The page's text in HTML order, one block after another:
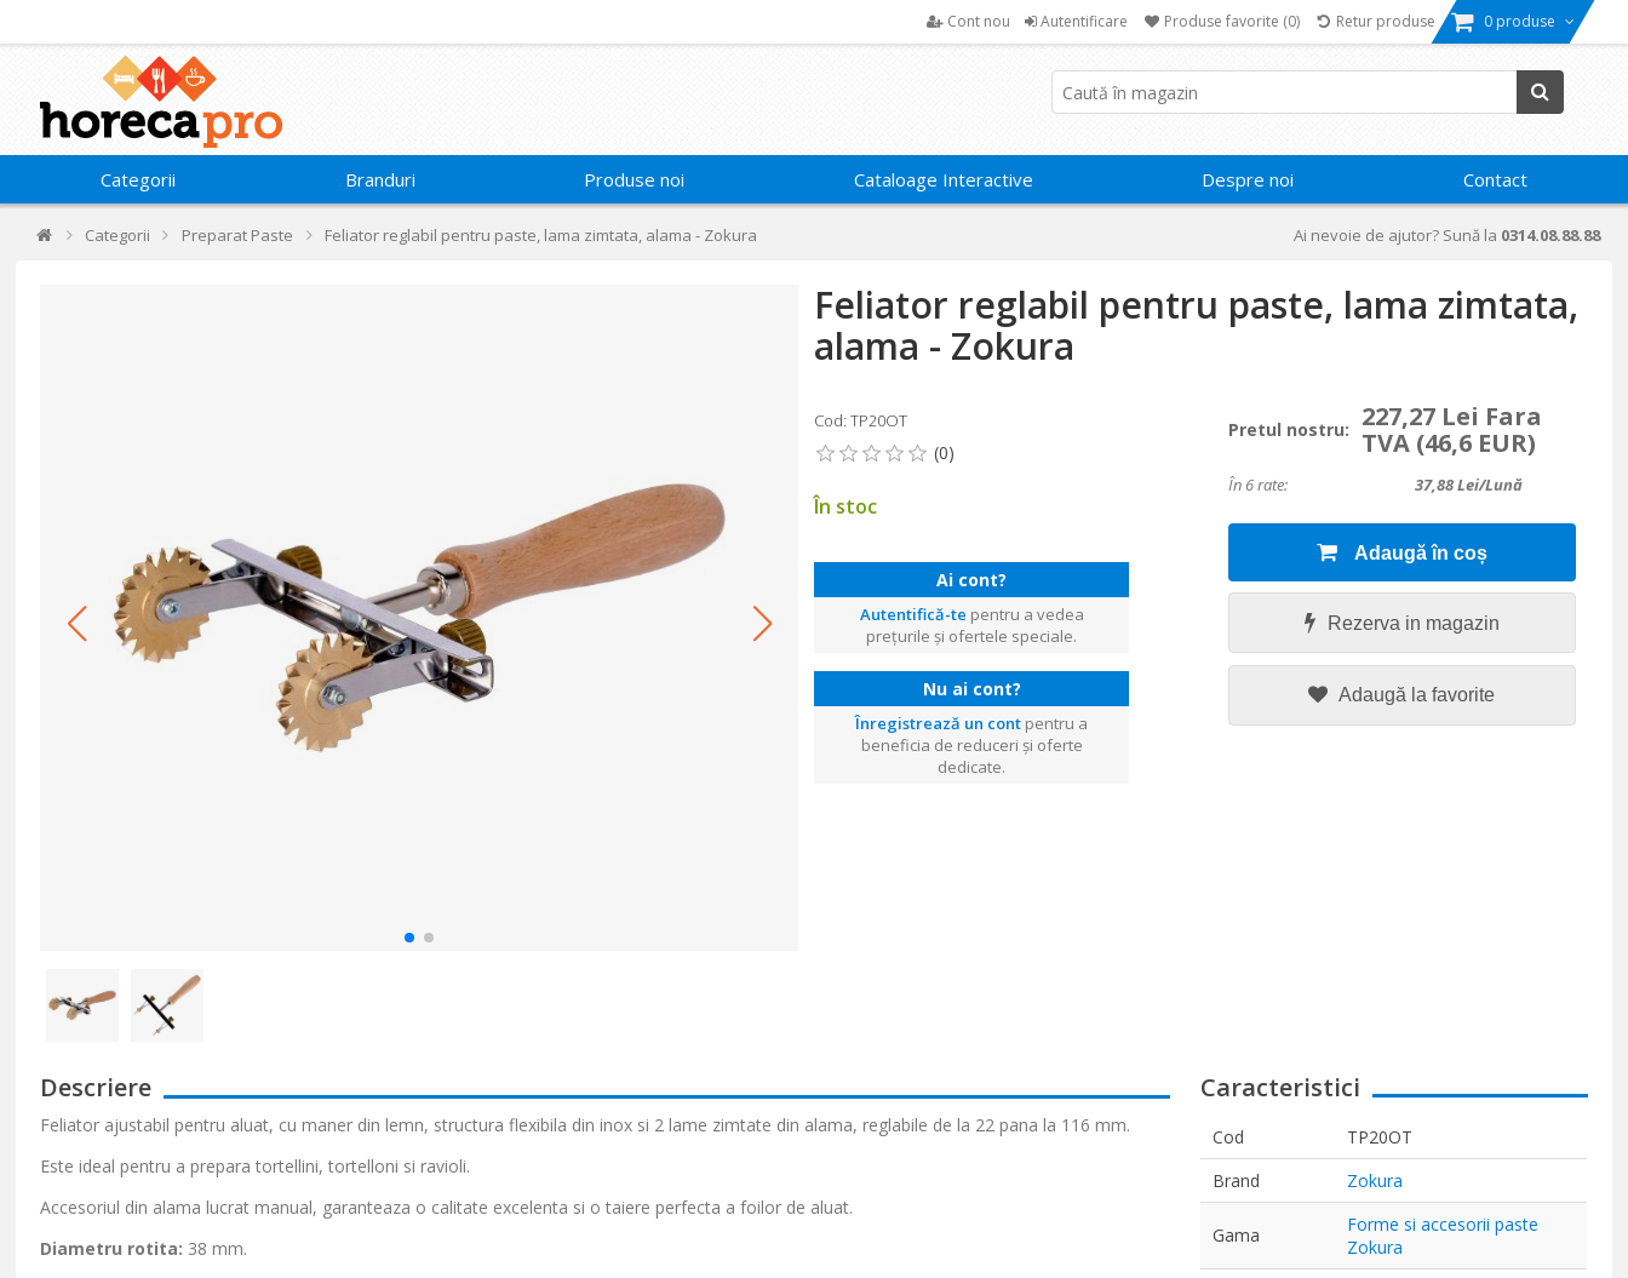
Cont nou Autentificare Produse favorite (0) Retur produse 0 produse
Categorii Branduri Produse noi Cataloage Interactive Despre noi Contact
Categorii Preparat Paste Feliator reglabil pentru paste, lama zimtata, alama - Zokura Ai nevoie de ajutor? Sună la 0314.08.88.88
Feliator reglabil pentru paste, lama zimtata,
alama - Zokura
Cod: TP20OT
În stoc
Ai cont?
Autentifică-te pentru a vedea
prețurile și ofertele speciale.
Nu ai cont?
Înregistrează un cont pentru a
beneficia de reduceri și oferte
dedicate.
Pretul nostru:
227,27 Lei Fara
TVA (46,6 EUR)
În 6 rate: 37,88Lei/lună
Adaugă în coș
Rezerva in magazin
Adaugă la favorite
Descriere
Feliator ajustabil pentru aluat, cu maner din lemn, structura flexibila din inox si 2 lame zimtate din alama, reglabile de la 22 pana la 116 mm.
Este ideal pentru a prepara tortellini, tortelloni si ravioli.
Accesoriul din alama lucrat manual, garanteaza o calitate excelenta si o taiere perfecta a foilor de aluat.
Diametru rotita: 38 mm.
Caracteristici
Cod
TP20OT
Brand
Zokura
Gama
Forme si accesorii paste
Zokura